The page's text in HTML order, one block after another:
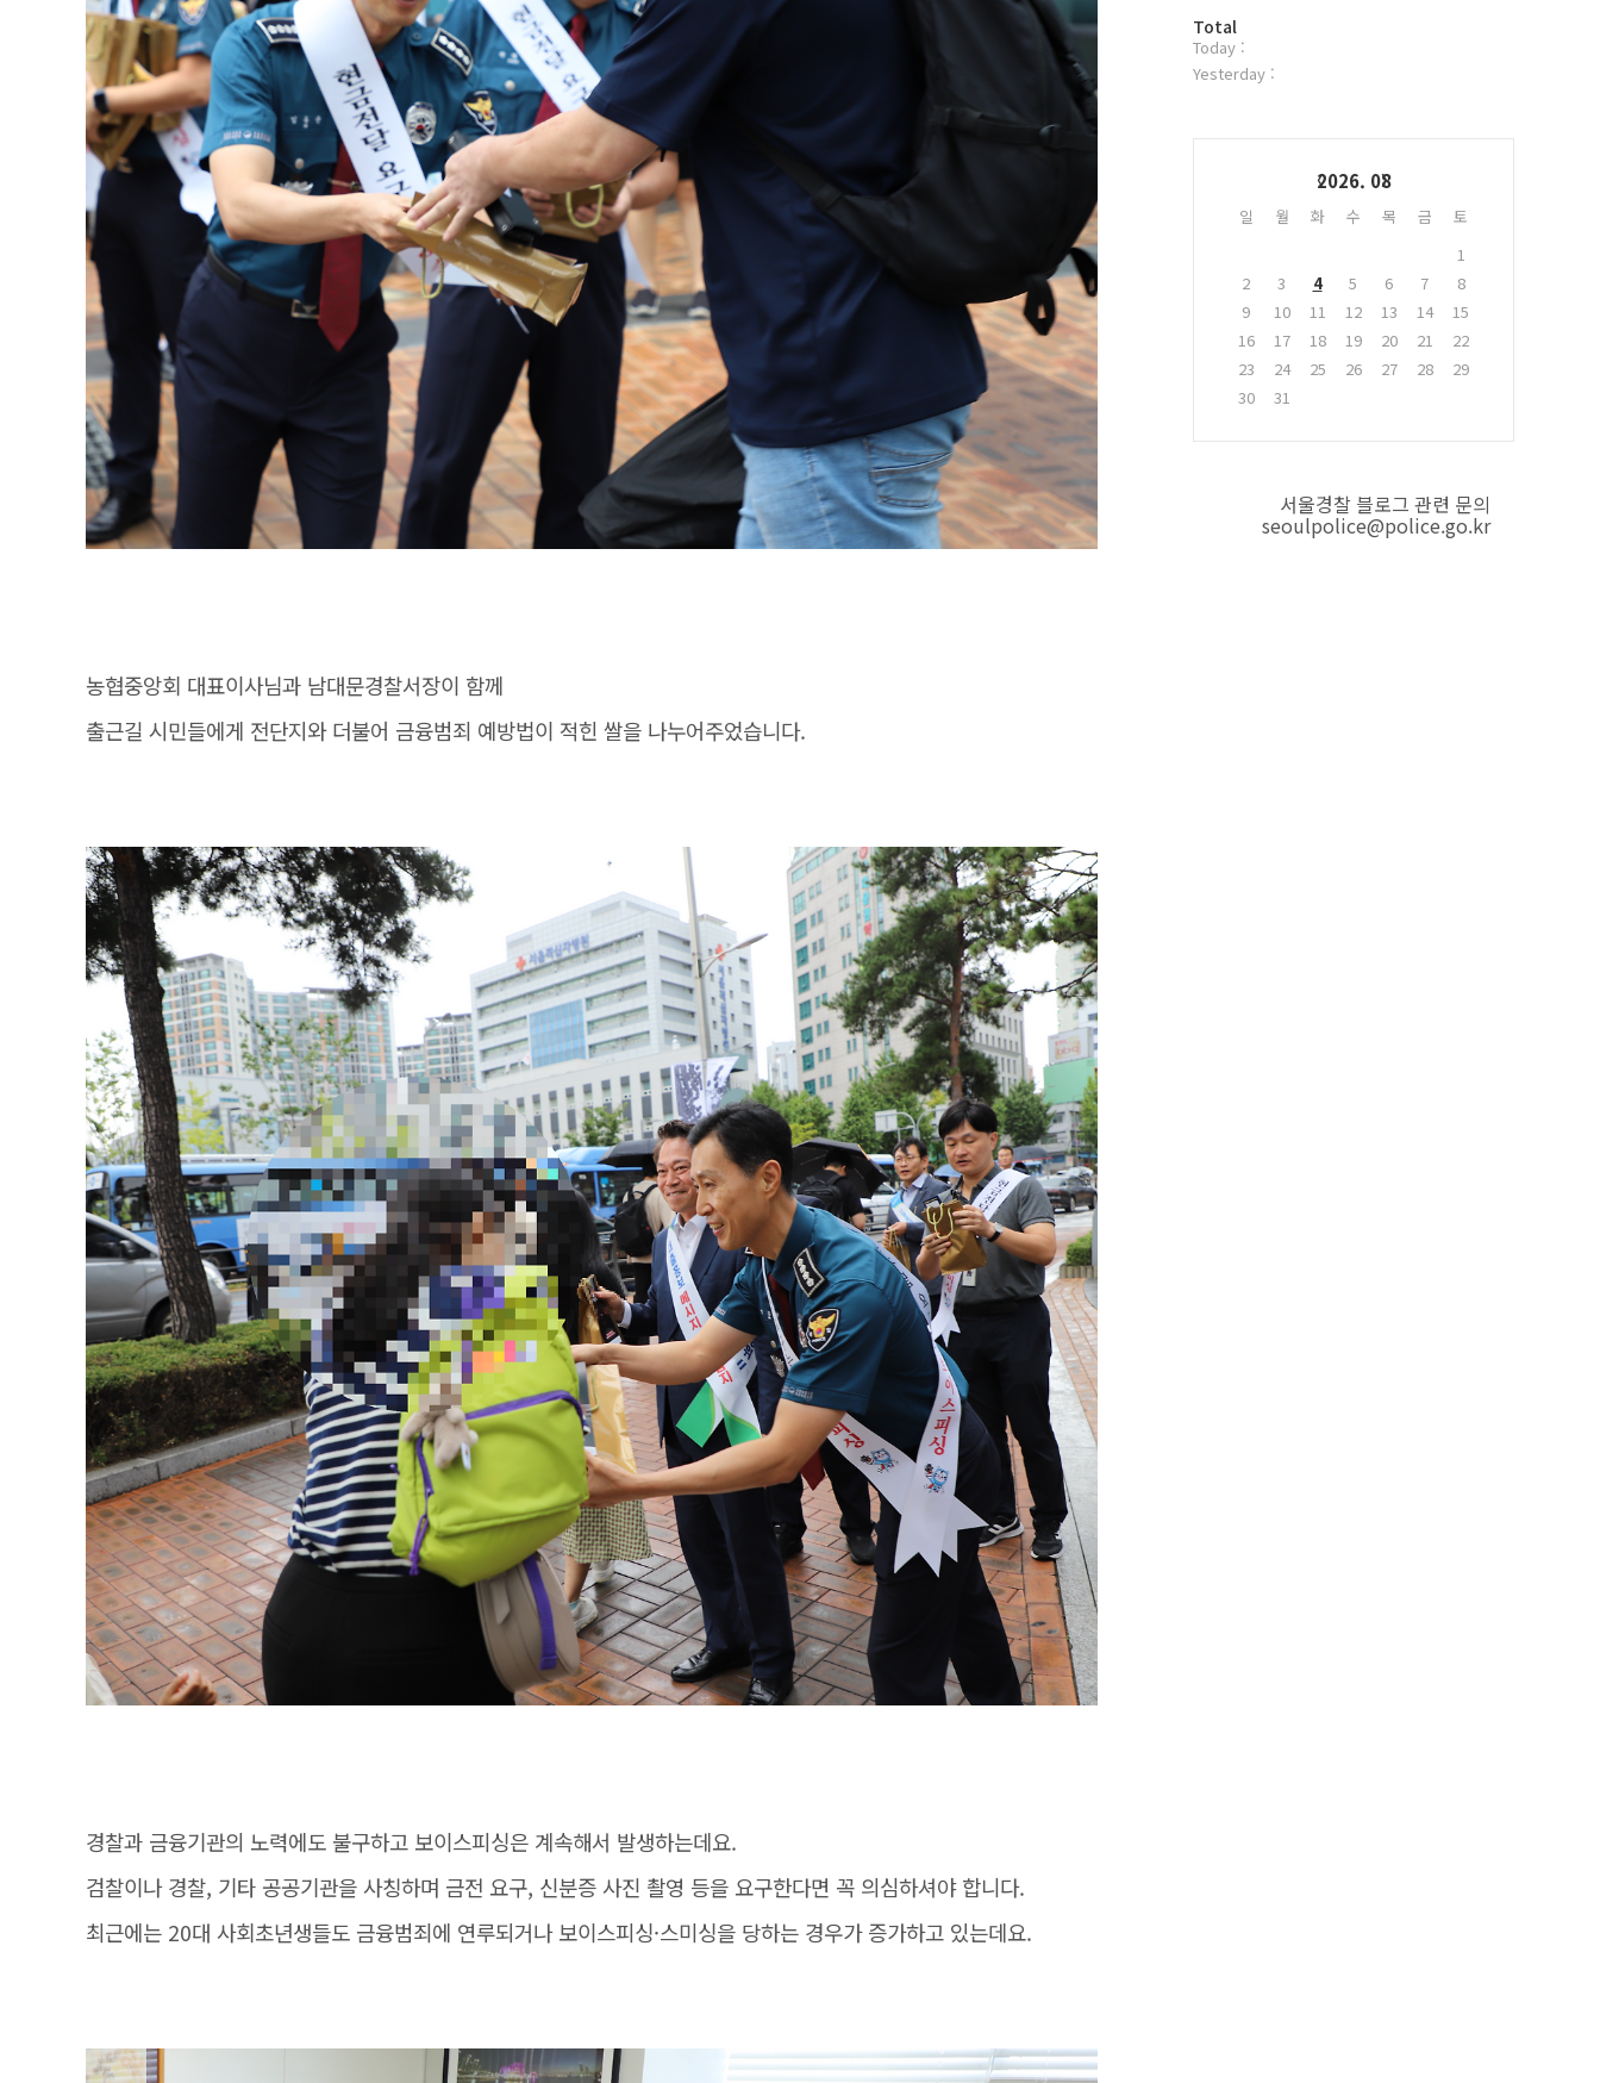
농협중앙회 대표이사님과 남대문경찰서장이 함께
출근길 시민들에게 전단지와 더불어 금융범죄 예방법이 적힌 쌀을 나누어주었습니다.
경찰과 금융기관의 노력에도 불구하고 보이스피싱은 계속해서 발생하는데요.
검찰이나 경찰, 기타 공공기관을 사칭하며 금전 요구, 신분증 사진 촬영 등을 요구한다면 꼭 의심하셔야 합니다.
최근에는 20대 사회초년생들도 금융범죄에 연루되거나 보이스피싱·스미싱을 당하는 경우가 증가하고 있는데요.
플
러
그
방
문
자
Total
Today :
Yesterday :
2026. 08
일 월 화 수 목 금
토
1
2
3 4 5 6 7
8
9
10 11 12 13 14
15
16
17 18 19 20 21
22
23
24 25 26 27 28
29
30
31
서울경찰 블로그 관련 문의
seoulpolice@police.go.kr